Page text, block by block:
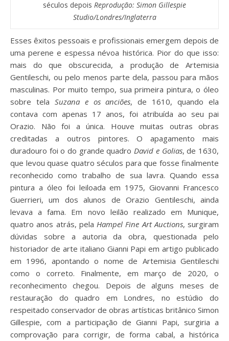
séculos depois Reprodução: Simon Gillespie
Studio/Londres/Inglaterra
Esses êxitos pessoais e profissionais emergem depois de
uma perene e espessa névoa histórica. Pior do que isso:
mais do que obscurecida, a produção de Artemisia
Gentileschi, ou pelo menos parte dela, passou para mãos
masculinas. Por muito tempo, sua primeira pintura, o óleo
sobre tela Suzana e os anciões, de 1610, quando ela
contava com apenas 17 anos, foi atribuída ao seu pai
Orazio. Não foi a única. Houve muitas outras obras
creditadas a outros pintores. O apagamento mais
duradouro foi o do grande quadroDavid e Golias, de 1630,
que levou quase quatro séculos para que fosse finalmente
reconhecido como trabalho de sua lavra. Quando essa
pintura a óleo foi leiloada em 1975, Giovanni Francesco
Guerrieri, um dos alunos de Orazio Gentileschi, ainda
levava a fama. Em novo leilão realizado em Munique,
quatro anos atrás, pela Hampel Fine Art Auctions, surgiram
dúvidas sobre a autoria da obra, questionada pelo
historiador de arte italiano Gianni Papi em artigo publicado
em 1996, apontando o nome de Artemisia Gentileschi
como o correto. Finalmente, em março de 2020, o
reconhecimento chegou. Depois de alguns meses de
restauração do quadro em Londres, no estúdio do
respeitado conservador de obras artísticas britânico Simon
Gillespie, com a participação de Gianni Papi, surgiria a
comprovação para corrigir, de forma cabal, a histórica